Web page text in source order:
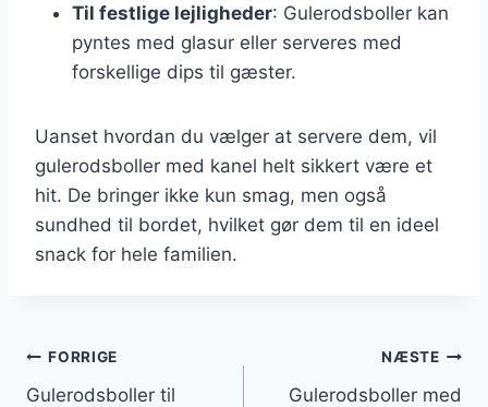
Til festlige lejligheder: Gulerodsboller kan
pyntes med glasur eller serveres med
forskellige dips til gæster.
Uanset hvordan du vælger at servere dem, vil
gulerodsboller med kanel helt sikkert være et
hit. De bringer ikke kun smag, men også
sundhed til bordet, hvilket gør dem til en ideel
snack for hele familien.
Indlægsnavigation
FORRIGE
Gulerodsboller til
NÆSTE
Gulerodsboller med